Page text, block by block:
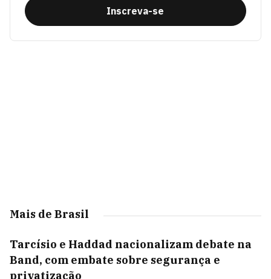
Inscreva-se
Mais de Brasil
Tarcísio e Haddad nacionalizam debate na
Band, com embate sobre segurança e
privatização